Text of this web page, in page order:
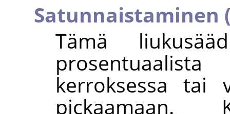
Satunnaistaminen
Tämä
kerroksessa tai
pickaamaan.